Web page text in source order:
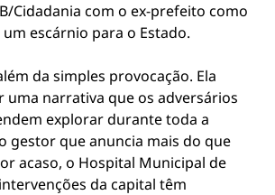
Cidadania com o ex-prefeito como
escárnio para o Estado.
da simples provocação. Ela
uma narrativa que os adversários
explorar durante toda a
gestor que anuncia mais do que
acaso, o Hospital Municipal de
da capital têm